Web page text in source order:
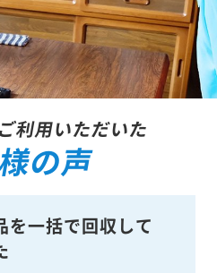
利用いただいた
の声
を一括で回収して